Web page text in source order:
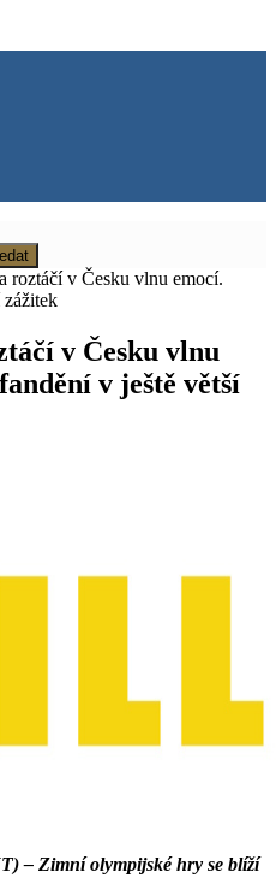
roztáčí v Česku vlnu emocí.
v Česku vlnu
v ještě větší
– Zimní olympijské hry se blíží